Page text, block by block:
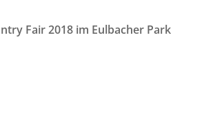
Fair 2018 im Eulbacher Park